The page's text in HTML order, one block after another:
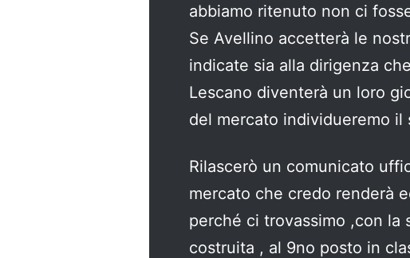
abbiamo ritenuto non ci
Se Avellino accetterà le
indicate sia alla dirigenza
Lescano diventerà un loro
del mercato individueremo il
Rilascerò un comunicato
mercato che credo renderà
perché ci trovassimo ,con la
costruita , al 9no posto in